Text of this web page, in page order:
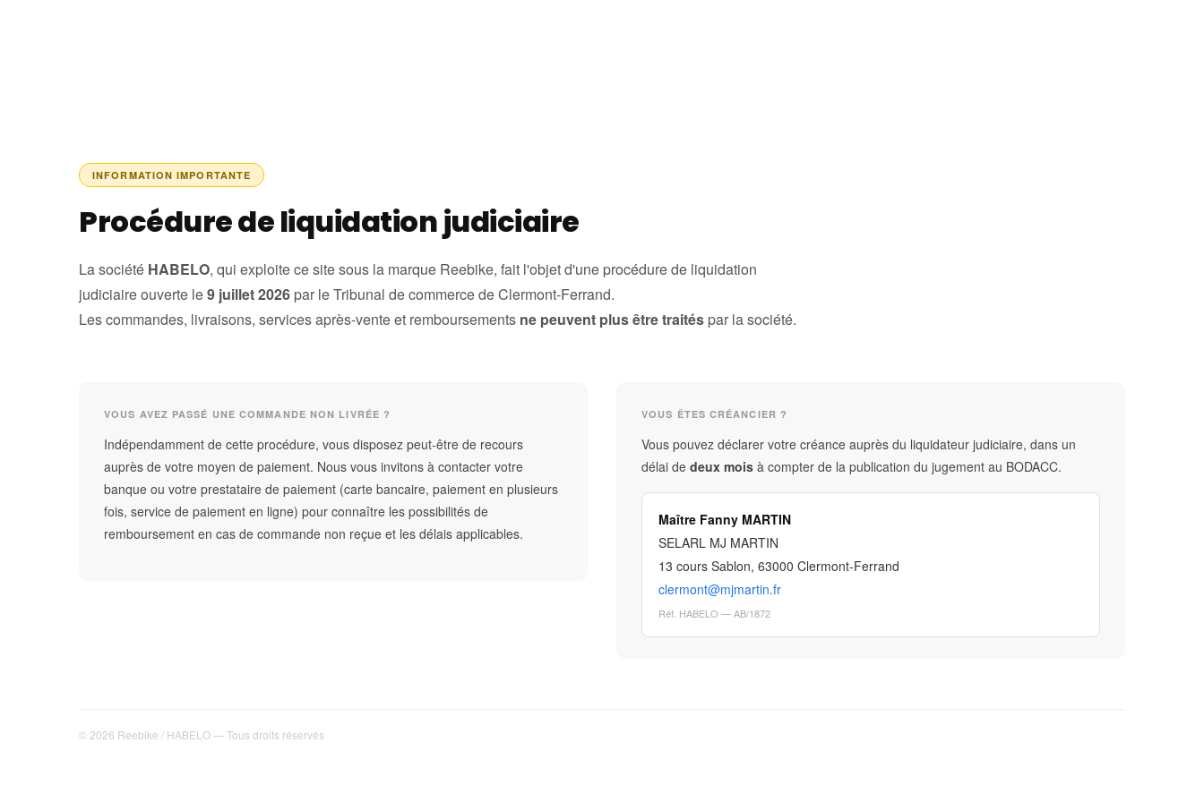
INFORMATION IMPORTANTE
Procédure de liquidation judiciaire
La société HABELO, qui exploite ce site sous la marque Reebike, fait l'objet d'une procédure de liquidation
judiciaire ouverte le9 juillet 2026 par le Tribunal de commerce de Clermont-Ferrand.
Les commandes, livraisons, services après-vente et remboursements ne peuvent plus être traités par la société.
VOUS AVEZ PASSÉ UNE COMMANDE NON LIVRÉE ?
Indépendamment de cette procédure, vous disposez peut-être de recours
auprès de votre moyen de paiement. Nous vous invitons à contacter votre
banque ou votre prestataire de paiement (carte bancaire, paiement en plusieurs
fois, service de paiement en ligne) pour connaître les possibilités de
remboursement en cas de commande non reçue et les délais applicables.
VOUS ÊTES CRÉANCIER ?
Vous pouvez déclarer votre créance auprès du liquidateur judiciaire, dans un
délai de deux mois à compter de la publication du jugement au BODACC.
Maître Fanny MARTIN
SELARL MJ MARTIN
13 cours Sablon, 63000 Clermont-Ferrand
clermont@mjmartin.fr
Réf. HABELO — AB/1872
© 2026 Reebike / HABELO — Tous droits réservés